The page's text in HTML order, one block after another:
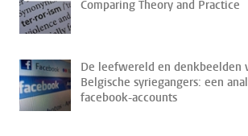
Comparing Theory and Practice
De leefwereld en denkbeelden
Belgische syriegangers: een
facebook-accounts